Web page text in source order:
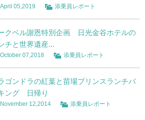
April 05,2019 添乗員レポート
クベル謝恩特別企画 日光金谷ホテルの
チと世界遺産...
October 07,2018 添乗員レポート
ゴンドラの紅葉と苗場プリンスランチバ
ング 日帰り
November 12,2014 添乗員レポート